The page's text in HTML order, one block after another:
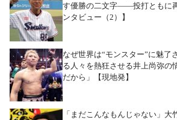
す優勝の二文字――投打ともに
ンタビュー（2）】
なぜ世界は“モンスター”に魅
る人々を熱狂させる井上尚弥の
だから」【現地発】
「まだこんなもんじゃない」大